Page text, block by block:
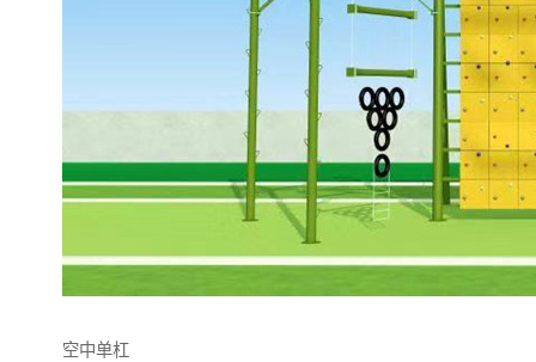
空中单杠